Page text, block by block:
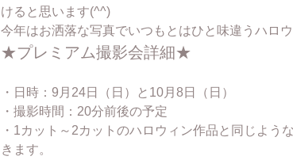
けると思います(^^)
今年はお洒落な写真でいつもとはひと味違うハロ
★プレミアム撮影会詳細★
・日時：9月24日（日）と10月8日（日）
・撮影時間：20分前後の予定
・1カット～2カットのハロウィン作品と同じよう
きます。